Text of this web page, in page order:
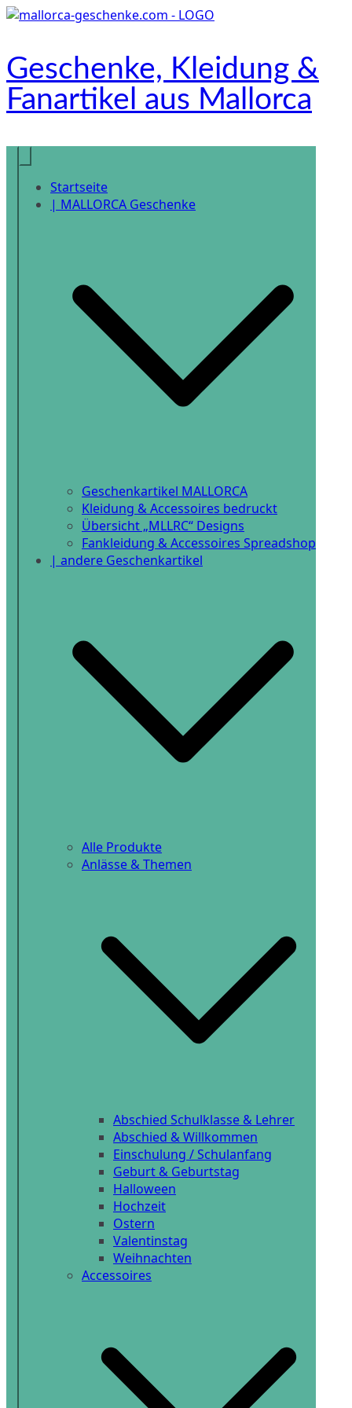
Zum
Geschenke, Kleidung &
Fanartikel aus Mallorca
Onlineshop
Startseite
| MALLORCA Geschenke
Geschenkartikel MALLORCA
Kleidung & Accessoires bedruckt
Übersicht „MLLRC“ Designs
Fankleidung & Accessoires Spreadshop
| andere Geschenkartikel
Alle Produkte
Anlässe & Themen
Abschied Schulklasse & Lehrer
Abschied & Willkommen
Einschulung / Schulanfang
Geburt & Geburtstag
Halloween
Hochzeit
Ostern
Valentinstag
Weihnachten
Accessoires